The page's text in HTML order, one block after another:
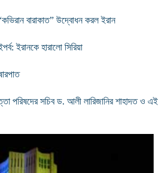
বারাকাত” উদ্বোধন করল ইরান
ইরানকে হারালো সিরিয়া
পরিষদের সচিব ড. আলী লারিজানির শাহাদত ও এই